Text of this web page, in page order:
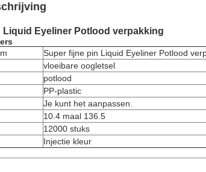
Liquid Eyeliner Potlood verpakking
Super fijne pin Liquid Eyeliner Potlood
vloeibare oogletsel
potlood
PP-plastic
Je kunt het aanpassen.
10.4 maal 136.5
12000 stuks
Injectie kleur